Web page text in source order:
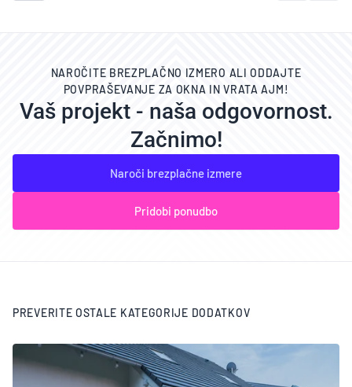
NAROČITE BREZPLAČNO IZMERO ALI ODDAJTE
POVPRAŠEVANJE ZA OKNA IN VRATA AJM!
Vaš projekt - naša odgovornost.
Začnimo!
Naroči brezplačne izmere
Pridobi ponudbo
PREVERITE OSTALE KATEGORIJE DODATKOV